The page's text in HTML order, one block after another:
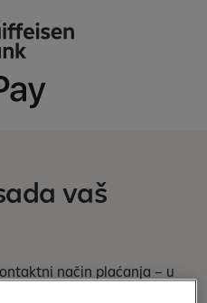
vaš
način plaćanja – u
aplikacija.